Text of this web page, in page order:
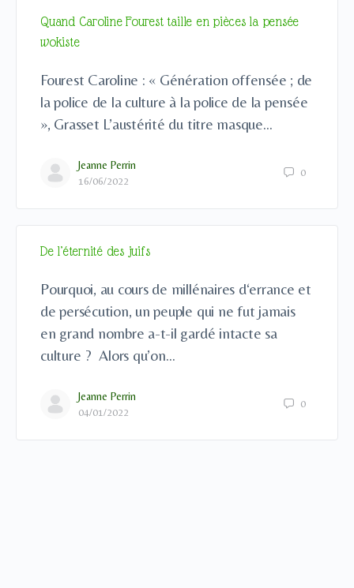
Quand Caroline Fourest taille en pièces la pensée
wokiste
Fourest Caroline : « Génération offensée ; de
la police de la culture à la police de la pensée
», Grasset L’austérité du titre masque…
Jeanne Perrin
16/06/2022
0
De l’éternité des juifs
Pourquoi, au cours de millénaires d‘errance et
de persécution, un peuple qui ne fut jamais
en grand nombre a-t-il gardé intacte sa
culture ? Alors qu’on…
Jeanne Perrin
04/01/2022
0